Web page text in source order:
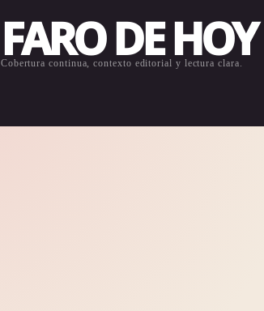
FARO DE HOY
Cobertura continua, contexto editorial y lectura clara.